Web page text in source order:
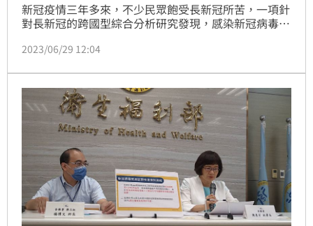
新冠疫情三年多來，不少民眾飽受長新冠所苦，一項針
對長新冠的跨國型綜合分析研究發現，感染新冠病毒後
27%出現記憶問題等與大腦相關的神經症狀。另有31%
師公會全聯會今(29)表示，中藥可提供抗病毒、免疫調
節、與修補神經，能快速在2~3週內，讓患者「醒
腦」。(記者黃仲丘)
2023/06/29 12:04